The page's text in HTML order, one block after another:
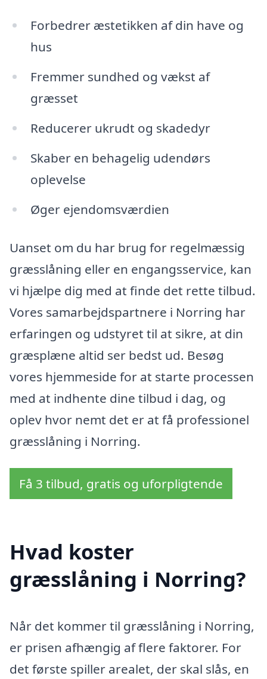
Forbedrer æstetikken af din have og
hus
Fremmer sundhed og vækst af
græsset
Reducerer ukrudt og skadedyr
Skaber en behagelig udendørs
oplevelse
Øger ejendomsværdien
Uanset om du har brug for regelmæssig
græsslåning eller en engangsservice, kan
vi hjælpe dig med at finde det rette tilbud.
Vores samarbejdspartnere i Norring har
erfaringen og udstyret til at sikre, at din
græsplæne altid ser bedst ud. Besøg
vores hjemmeside for at starte processen
med at indhente dine tilbud i dag, og
oplev hvor nemt det er at få professionel
græsslåning i Norring.
Få 3 tilbud, gratis og uforpligtende
Hvad koster
græsslåning i Norring?
Når det kommer til græsslåning i Norring,
er prisen afhængig af flere faktorer. For
det første spiller arealet, der skal slås, en